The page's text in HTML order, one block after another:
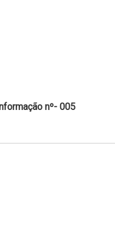
nº- 005